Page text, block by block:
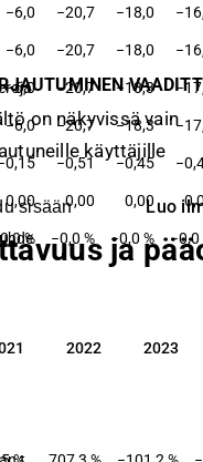
−6,0 −20,7 −18,0
−6,0 −20,7 −18,0
−6,0 −20,7 −18,3
−6,0 −20,7 −18,3
−0,51 −0,45
0,00 0,00 0,00
% −0,0 % −0,0 % −0,0
on näkyvissä vain
käyttäjille
sisään Luo
ja
2022 2023
2022 2023